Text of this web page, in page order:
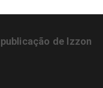
de Izzon